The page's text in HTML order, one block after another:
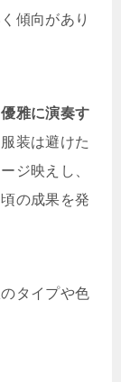
傾向があり
優雅に演奏す
装は避けた
ジ映えし、
の成果を発
タイプや色